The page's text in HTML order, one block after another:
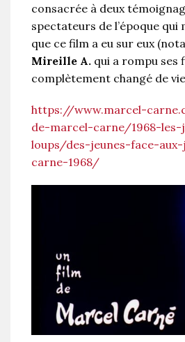
consacrée à deux
spectateurs de l’époque qui
que ce film a eu sur eux
Mireille A. qui a rompu ses
complètement changé de
https://www.marcel-
de-marcel-carne/1968-les-
loups/des-jeunes-face-
carne-1968/